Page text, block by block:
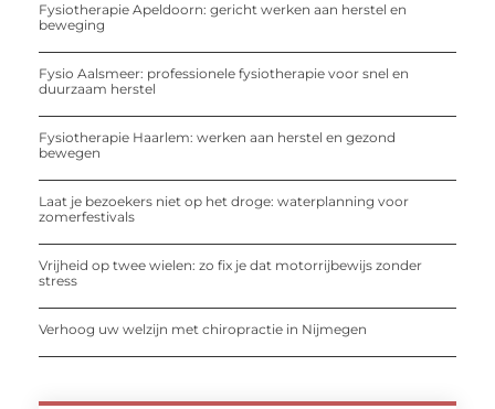
Fysiotherapie Apeldoorn: gericht werken aan herstel en
beweging
Fysio Aalsmeer: professionele fysiotherapie voor snel en
duurzaam herstel
Fysiotherapie Haarlem: werken aan herstel en gezond
bewegen
Laat je bezoekers niet op het droge: waterplanning voor
zomerfestivals
Vrijheid op twee wielen: zo fix je dat motorrijbewijs zonder
stress
Verhoog uw welzijn met chiropractie in Nijmegen